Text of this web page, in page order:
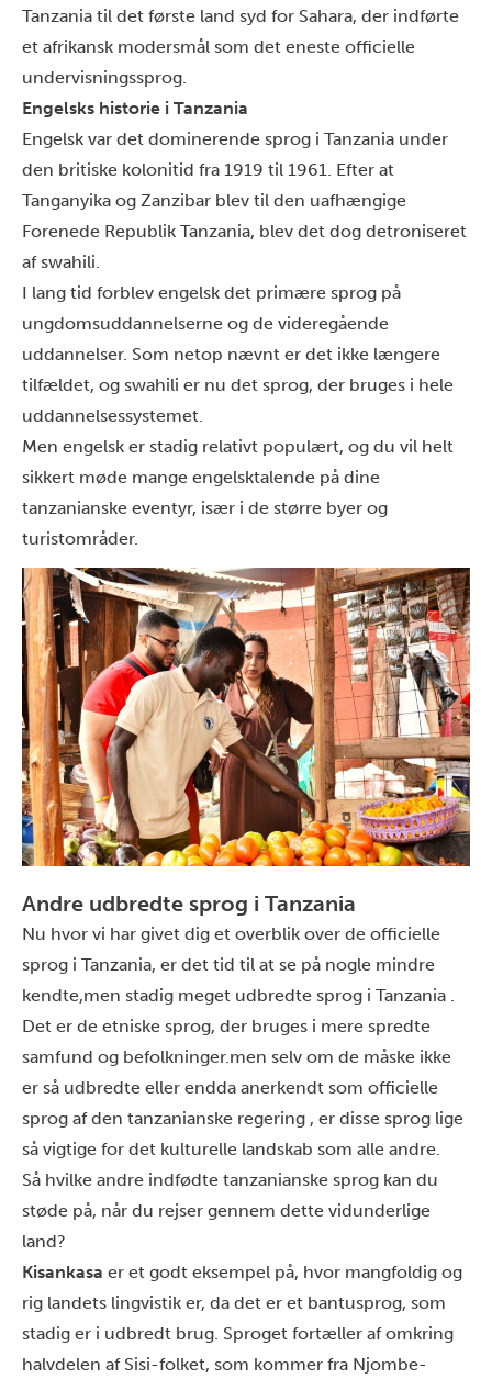
Tanzania til det første land syd for Sahara, der indførte
et afrikansk modersmål som det eneste officielle
undervisningssprog.
Engelsks historie i Tanzania
Engelsk var det dominerende sprog i Tanzania under
den britiske kolonitid fra 1919 til 1961. Efter at
Tanganyika og Zanzibar blev til den uafhængige
Forenede Republik Tanzania, blev det dog detroniseret
af swahili.
I lang tid forblev engelsk det primære sprog på
ungdomsuddannelserne og de videregående
uddannelser. Som netop nævnt er det ikke længere
tilfældet, og swahili er nu det sprog, der bruges i hele
uddannelsessystemet.
Men engelsk er stadig relativt populært, og du vil helt
sikkert møde mange engelsktalende på dine
tanzanianske eventyr, især i de større byer og
turistområder.
Andre udbredte sprog i Tanzania
Nu hvor vi har givet dig et overblik over de officielle
sprog i Tanzania, er det tid til at se på nogle mindre
kendte,men stadig meget udbredte sprog i Tanzania .
Det er de etniske sprog, der bruges i mere spredte
samfund og befolkninger.men selv om de måske ikke
er så udbredte eller endda anerkendt som officielle
sprog af den tanzanianske regering , er disse sprog lige
så vigtige for det kulturelle landskab som alle andre.
Så hvilke andre indfødte tanzanianske sprog kan du
støde på, når du rejser gennem dette vidunderlige
land?
Kisankasa er et godt eksempel på, hvor mangfoldig og
rig landets lingvistik er, da det er et bantusprog, som
stadig er i udbredt brug. Sproget fortæller af omkring
halvdelen af Sisi-folket, som kommer fra Njombe-